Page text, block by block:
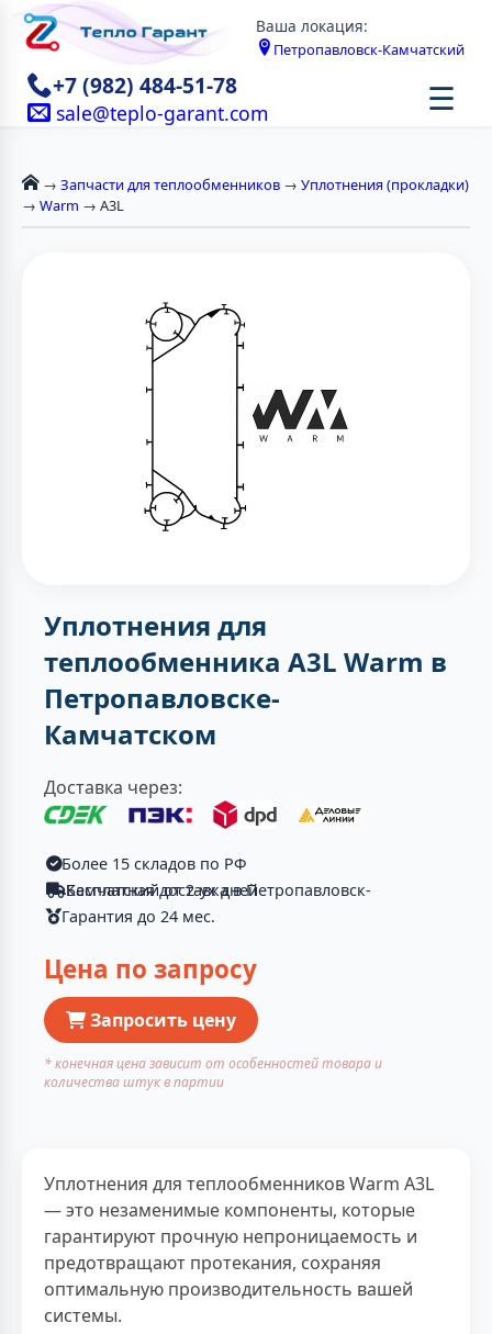
Ваша локация:
Петропавловск-Камчатский
+7 (982) 484-51-78
sale@teplo-garant.com ☰
→ Запчасти для теплообменников → Уплотнения (прокладки)
→ Warm → A3L
Уплотнения для
теплообменника A3L Warm в
Петропавловске-
Камчатском
Доставка через:
Более 15 складов по РФ
Бесплатная доставка в Петропавловск-Камчатский от 2-ух дней
Гарантия до 24 мес.
Цена по запросу
Запросить цену
* конечная цена зависит от особенностей товара и
количества штук в партии
Уплотнения для теплообменников Warm A3L
— это незаменимые компоненты, которые
гарантируют прочную непроницаемость и
предотвращают протекания, сохраняя
оптимальную производительность вашей
системы.